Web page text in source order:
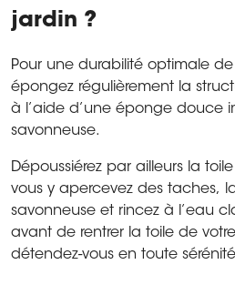
jardin ?
Pour une durabilité optimale de
épongez régulièrement la
à l’aide d’une éponge douce
savonneuse.
Dépoussiérez par ailleurs la
vous y apercevez des taches,
savonneuse et rincez à l’eau
avant de rentrer la toile de
détendez-vous en toute